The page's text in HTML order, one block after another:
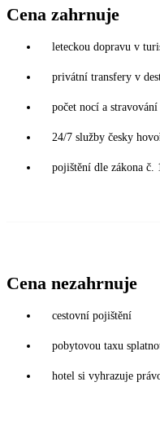
Cena zahrnuje
leteckou dopravu v
privátní transfery v
počet nocí a
24/7 služby česky
pojištění dle zákona č.
Cena nezahrnuje
cestovní pojištění
pobytovou taxu
hotel si vyhrazuje